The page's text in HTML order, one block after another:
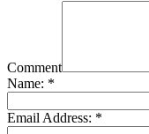
Comment
Name: *
Email Address: *